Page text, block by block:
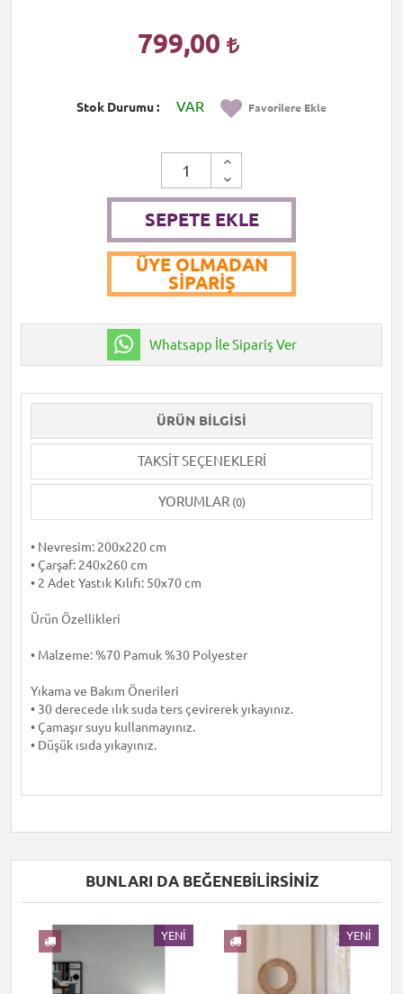
799,00
Stok Durumu VAR Favorilere Ekle
SEPETE EKLE
ÜYE OLMADAN
SIPARIŞ
Whatsapp İle Sipariş Ver
ÜRÜN BILGISI
TAKSIT SEÇENEKLERI
YORUMLAR (0)
• Nevresim: 200x220 cm
• Çarşaf: 240x260 cm
• 2 Adet Yastık Kılıfı: 50x70 cm
Ürün Özellikleri
• Malzeme: %70 Pamuk %30 Polyester
Yıkama ve Bakım Önerileri
• 30 derecede ılık suda ters çevirerek yıkayınız.
• Çamaşır suyu kullanmayınız.
• Düşük ısıda yıkayınız.
BUNLARI DA BEĞENEBILIRSINIZ
YENI YENI